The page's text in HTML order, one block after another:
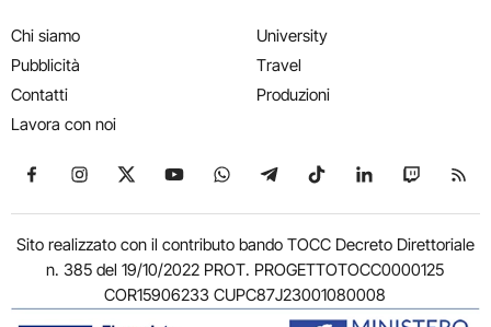
Chi siamo
Pubblicità
Contatti
Lavora con noi
University
Travel
Produzioni
Seguici su Facebook
Seguici su Instagram
Seguici su X
Seguici su YouTube
Seguici su WhatsApp
Seguici su Telegram
Seguici su TikTok
Seguici su
Seguici
Sito realizzato con il contributo bando TOCC Decreto Direttoriale
n. 385 del 19/10/2022 PROT. PROGETTOTOCC0000125
COR15906233 CUPC87J23001080008